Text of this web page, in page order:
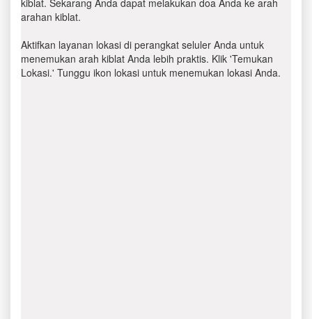
kiblat. Sekarang Anda dapat melakukan doa Anda ke arah
arahan kiblat.
Aktifkan layanan lokasi di perangkat seluler Anda untuk
menemukan arah kiblat Anda lebih praktis. Klik 'Temukan
Lokasi.' Tunggu ikon lokasi untuk menemukan lokasi Anda.